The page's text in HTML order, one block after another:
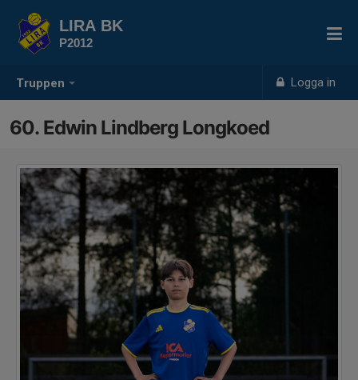
Truppen Logga in
LIRA BK
P2012
60. Edwin Lindberg Longkoed